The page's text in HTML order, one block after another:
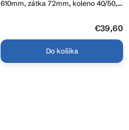
610mm, zátka 72mm, koleno 40/50,
ABS / chróm, 164.150.0
€39,60
Do košíka